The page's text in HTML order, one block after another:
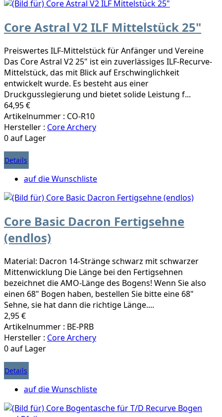
Core Astral V2 ILF Mittelstück 25"
Preiswertes ILF-Mittelstück für Anfänger und Vereine
Das Core Astral V2 25" ist ein zuverlässiges ILF-Recurve-
Mittelstück, das mit Blick auf Erschwinglichkeit
entwickelt wurde. Es besteht aus einer
Druckgusslegierung und bietet solide Leistung f...
64,95 €
Artikelnummer : CO-R10
Hersteller : Core Archery
0 auf Lager
Details
auf die Wunschliste
Core Basic Dacron Fertigsehne
(endlos)
Material: Dacron 14-Stränge schwarz mit schwarzer
Mittenwicklung Die Länge bei den Fertigsehnen
bezeichnet die AMO-Länge des Bogens! Wenn Sie also
einen 68" Bogen haben, bestellen Sie bitte eine 68"
Sehne, sie hat dann die richtige Länge....
2,95 €
Artikelnummer : BE-PRB
Hersteller : Core Archery
0 auf Lager
Details
auf die Wunschliste